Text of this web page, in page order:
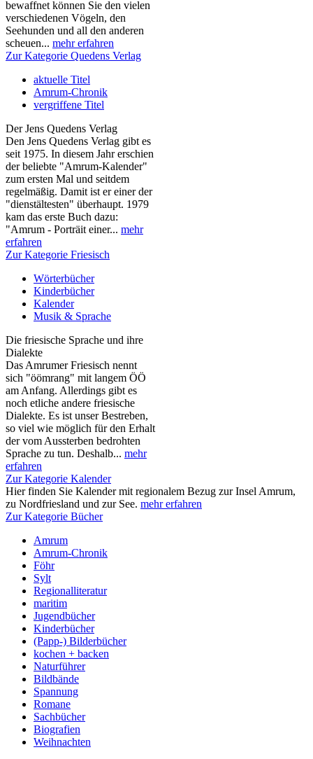
bewaffnet können Sie den vielen
verschiedenen Vögeln, den
Seehunden und all den anderen
scheuen... mehr erfahren
Zur Kategorie Quedens Verlag
aktuelle Titel
Amrum-Chronik
vergriffene Titel
Der Jens Quedens Verlag
Den Jens Quedens Verlag gibt es
seit 1975. In diesem Jahr erschien
der beliebte "Amrum-Kalender"
zum ersten Mal und seitdem
regelmäßig. Damit ist er einer der
"dienstältesten" überhaupt. 1979
kam das erste Buch dazu:
"Amrum - Porträit einer... mehr
erfahren
Zur Kategorie Friesisch
Wörterbücher
Kinderbücher
Kalender
Musik & Sprache
Die friesische Sprache und ihre
Dialekte
Das Amrumer Friesisch nennt
sich "öömrang" mit langem ÖÖ
am Anfang. Allerdings gibt es
noch etliche andere friesische
Dialekte. Es ist unser Bestreben,
so viel wie möglich für den Erhalt
der vom Aussterben bedrohten
Sprache zu tun. Deshalb... mehr
erfahren
Zur Kategorie Kalender
Hier finden Sie Kalender mit regionalem Bezug zur Insel Amrum,
zu Nordfriesland und zur See. mehr erfahren
Zur Kategorie Bücher
Amrum
Amrum-Chronik
Föhr
Sylt
Regionalliteratur
maritim
Jugendbücher
Kinderbücher
(Papp-) Bilderbücher
kochen + backen
Naturführer
Bildbände
Spannung
Romane
Sachbücher
Biografien
Weihnachten